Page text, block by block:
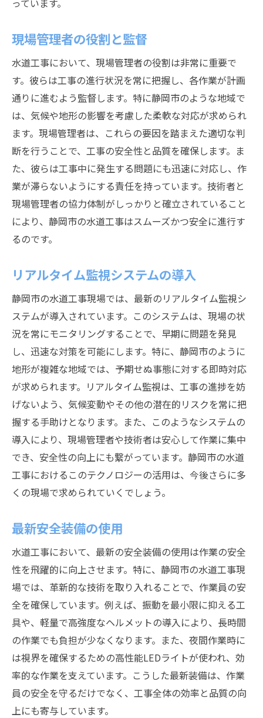
っています。
現場管理者の役割と監督
水道工事において、現場管理者の役割は非常に重要で
す。彼らは工事の進行状況を常に把握し、各作業が計画
通りに進むよう監督します。特に静岡市のような地域で
は、気候や地形の影響を考慮した柔軟な対応が求められ
ます。現場管理者は、これらの要因を踏まえた適切な判
断を行うことで、工事の安全性と品質を確保します。ま
た、彼らは工事中に発生する問題にも迅速に対応し、作
業が滞らないようにする責任を持っています。技術者と
現場管理者の協力体制がしっかりと確立されていること
により、静岡市の水道工事はスムーズかつ安全に進行す
るのです。
リアルタイム監視システムの導入
静岡市の水道工事現場では、最新のリアルタイム監視シ
ステムが導入されています。このシステムは、現場の状
況を常にモニタリングすることで、早期に問題を発見
し、迅速な対策を可能にします。特に、静岡市のように
地形が複雑な地域では、予期せぬ事態に対する即時対応
が求められます。リアルタイム監視は、工事の進捗を妨
げないよう、気候変動やその他の潜在的リスクを常に把
握する手助けとなります。また、このようなシステムの
導入により、現場管理者や技術者は安心して作業に集中
でき、安全性の向上にも繋がっています。静岡市の水道
工事におけるこのテクノロジーの活用は、今後さらに多
くの現場で求められていくでしょう。
最新安全装備の使用
水道工事において、最新の安全装備の使用は作業の安全
性を飛躍的に向上させます。特に、静岡市の水道工事現
場では、革新的な技術を取り入れることで、作業員の安
全を確保しています。例えば、振動を最小限に抑える工
具や、軽量で高強度なヘルメットの導入により、長時間
の作業でも負担が少なくなります。また、夜間作業時に
は視界を確保するための高性能LEDライトが使われ、効
率的な作業を支えています。こうした最新装備は、作業
員の安全を守るだけでなく、工事全体の効率と品質の向
上にも寄与しています。